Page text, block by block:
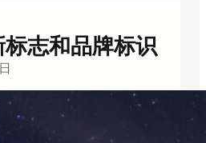
志和品牌标识